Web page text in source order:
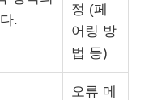
.
정 (페
어링 방
법 등)
오류 메